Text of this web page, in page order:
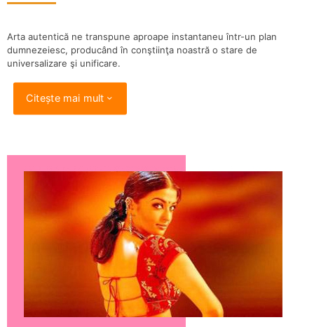
Arta autentică ne transpune aproape instantaneu într-un plan
dumnezeiesc, producând în conştiinţa noastră o stare de
universalizare şi unificare.
Citește mai mult